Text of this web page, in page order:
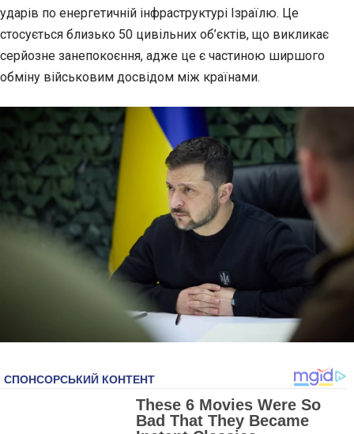
ударів по енергетичній інфраструктурі Ізраїлю. Це
стосується близько 50 цивільних об’єктів, що викликає
серйозне занепокоєння, адже це є частиною ширшого
обміну військовим досвідом між країнами.